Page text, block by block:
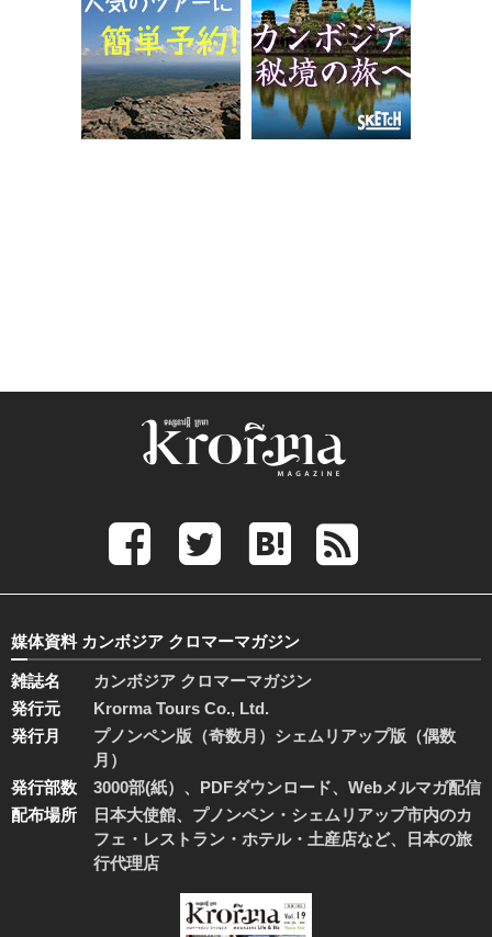
媒体資料 カンボジア クロマーマガジン
雑誌名
カンボジア クロマーマガジン
発行元
Krorma Tours Co., Ltd.
発行月
プノンペン版（奇数月）シェムリアップ版（偶数
月）
発行部数
3000部(紙）、PDFダウンロード、Webメルマガ配信
配布場所
日本大使館、プノンペン・シェムリアップ市内のカ
フェ・レストラン・ホテル・土産店など、日本の旅
行代理店